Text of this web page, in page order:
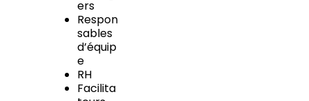
ers
Respon
sables
d’équip
e
RH
Facilita